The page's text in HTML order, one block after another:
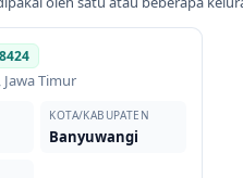
, Jawa Timur
KOTA/KABUPATEN
Banyuwangi